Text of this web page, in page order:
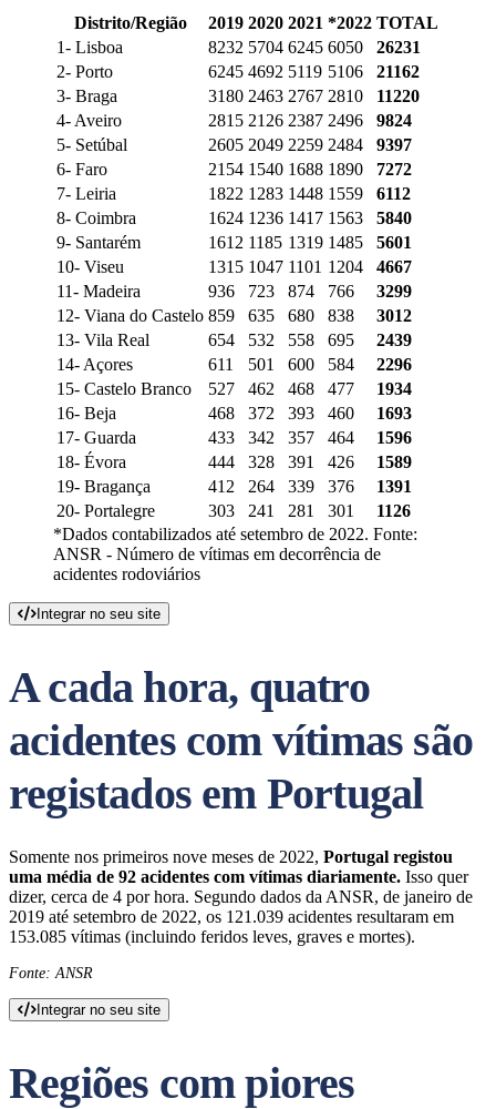
Distrito/Região 2019 2020 2021 *2022 TOTAL
1- Lisboa
8232 5704 6245 6050
26231
2- Porto
6245 4692 5119 5106
21162
3- Braga
3180 2463 2767 2810
11220
4- Aveiro
2815 2126 2387 2496
9824
5- Setúbal
2605 2049 2259 2484
9397
6- Faro
2154 1540 1688 1890
7272
7- Leiria
1822 1283 1448 1559
6112
8- Coimbra
1624 1236 1417 1563
5840
9- Santarém
1612 1185 1319 1485
5601
10- Viseu
1315 1047 1101 1204
4667
11- Madeira
936 723 874 766
3299
12- Viana do Castelo 859 635 680 838
3012
13- Vila Real
654 532 558 695
2439
14- Açores
611 501 600 584
2296
15- Castelo Branco
527 462 468 477
1934
16- Beja
468 372 393 460
1693
17- Guarda
433 342 357 464
1596
18- Évora
444 328 391 426
1589
19- Bragança
412 264 339 376
1391
20- Portalegre
303 241 281 301
1126
*Dados contabilizados até setembro de 2022. Fonte:
ANSR - Número de vítimas em decorrência de
acidentes rodoviários
Integrar no seu site
A cada hora, quatro
acidentes com vítimas são
registados em Portugal
Somente nos primeiros nove meses de 2022, Portugal registou
uma média de 92 acidentes com vítimas diariamente. Isso quer
dizer, cerca de 4 por hora. Segundo dados da ANSR, de janeiro de
2019 até setembro de 2022, os 121.039 acidentes resultaram em
153.085 vítimas (incluindo feridos leves, graves e mortes).
Fonte: ANSR
Integrar no seu site
Regiões com piores